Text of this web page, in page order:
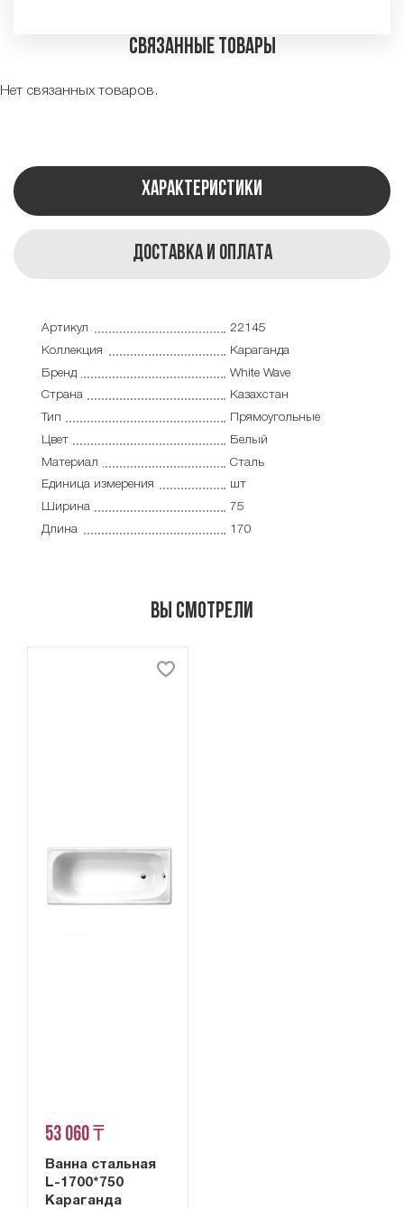
Связанные товары
Нет связанных товаров.
Характеристики
Доставка и оплата
Артикул
22145
Коллекция
Караганда
Бренд
White Wave
Страна
Казахстан
Тип
Прямоугольные
Цвет
Белый
Материал
Сталь
Единица измерения
шт
Ширина
75
Длина
170
Вы смотрели
53 060 ₸
Ванна стальная
L-1700*750
Караганда